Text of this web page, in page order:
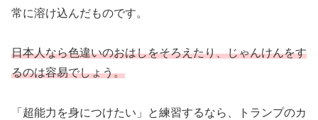
常に溶け込んだものです。
日本人なら色違いのおはしをそろえたり、じゃんけんをす
るのは容易でしょう。
「超能力を身につけたい」と練習するなら、トランプのカ